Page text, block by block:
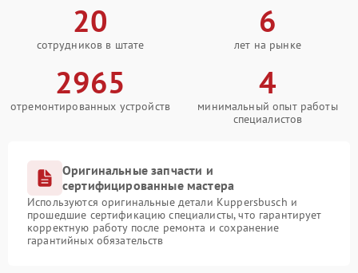
20
сотрудников в штате
6
лет на рынке
2965
отремонтированных устройств
4
минимальный опыт работы
специалистов
Оригинальные запчасти и
сертифицированные мастера
Используются оригинальные детали Kuppersbusch и
прошедшие сертификацию специалисты, что гарантирует
корректную работу после ремонта и сохранение
гарантийных обязательств